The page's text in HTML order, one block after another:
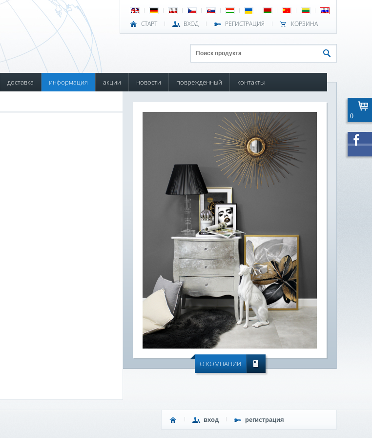
СТАРТ ВХОД РЕГИСТРАЦИЯ КОРЗИНА
доставка информация акции новости поврежденный контакты
О КОМПАНИИ
вход регистрация
0